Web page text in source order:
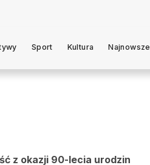
Sport Kultura Najnowsze
z okazji 90-lecia urodzin